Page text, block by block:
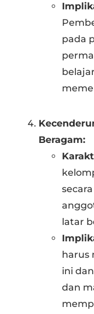
pada
Beragam:
latar
harus
ini
dan